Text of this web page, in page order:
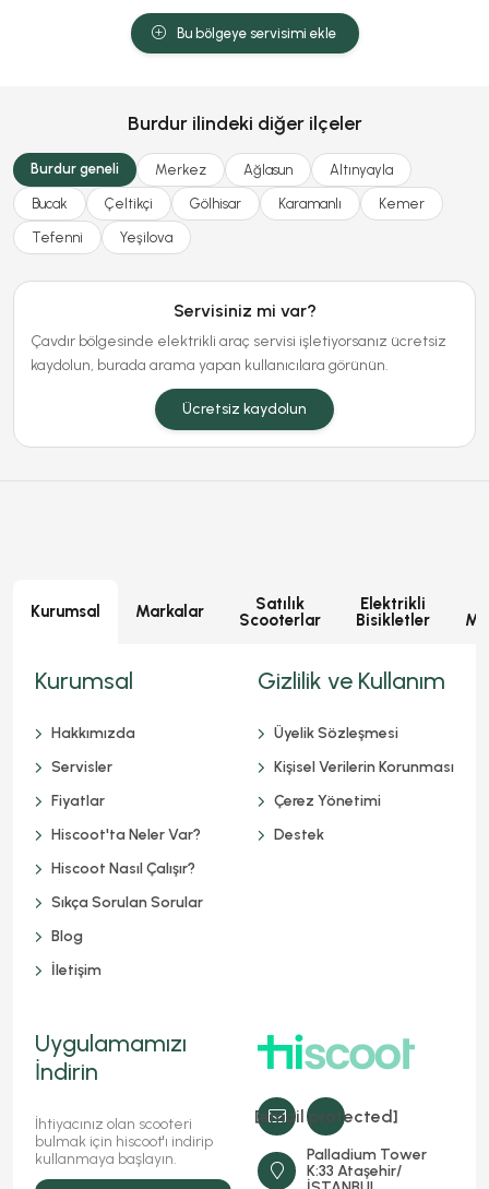
Bu bölgeye servisimi ekle
Burdur ilindeki diğer ilçeler
Burdur geneli Merkez Ağlasun Altınyayla
Bucak Çeltikçi Gölhisar Karamanlı Kemer
Tefenni Yeşilova
Servisiniz mi var?
Çavdır bölgesinde elektrikli araç servisi işletiyorsanız ücretsiz
kaydolun, burada arama yapan kullanıcılara görünün.
Ücretsiz kaydolun
Kurumsal Markalar
Satılık
Scooterlar
Elektrikli
Bisikletler
[email protected]
Palladium Tower
K:33 Ataşehir/
Kurumsal
Hakkımızda
Servisler
Fiyatlar
Hiscoot'ta Neler Var?
Hiscoot Nasıl Çalışır?
Sıkça Sorulan Sorular
Blog
İletişim
Gizlilik ve Kullanım
Üyelik Sözleşmesi
Kişisel Verilerin Korunması
Çerez Yönetimi
Destek
Uygulamamızı
İndirin
İhtiyacınız olan scooteri
bulmak için hiscoot'ı indirip
kullanmaya başlayın.